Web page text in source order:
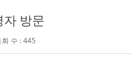
자 방문
회 수 : 445